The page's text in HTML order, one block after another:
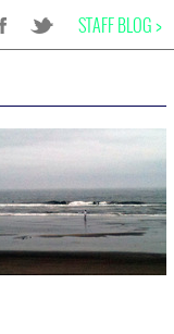
STAFF BLOG >